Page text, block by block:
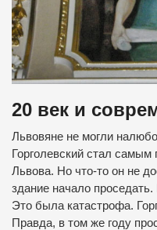
20 век и
Львовяне не могли
Горголевский стал
Львова. Но что-то он не
здание начало
Это была катастрофа.
Правда, в том же году